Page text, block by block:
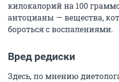
килокалорий на 100
антоцианы — вещества,
бороться с воспалениями.
Вред редиски
Здесь, по мнению